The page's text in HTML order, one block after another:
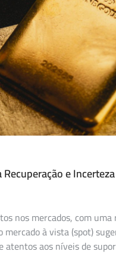
e Incerteza
nos mercados, com
à vista (spot)
atentos aos níveis de